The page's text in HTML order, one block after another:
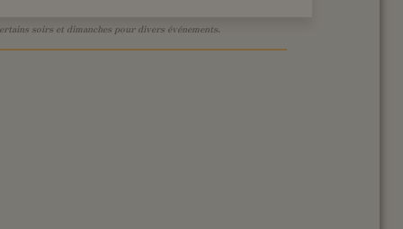
soirs et dimanches pour divers événements.